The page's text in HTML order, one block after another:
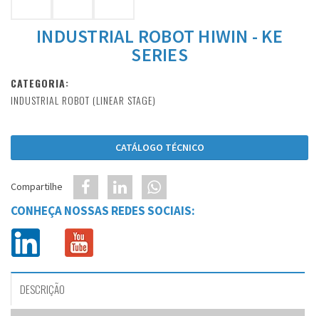
INDUSTRIAL ROBOT HIWIN - KE
SERIES
CATEGORIA:
INDUSTRIAL ROBOT (LINEAR STAGE)
CATÁLOGO TÉCNICO
Compartilhe
CONHEÇA NOSSAS REDES SOCIAIS:
DESCRIÇÃO